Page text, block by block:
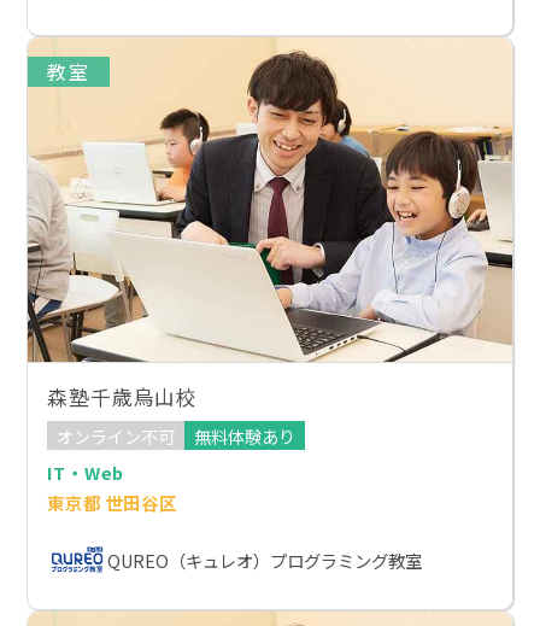
教室
森塾千歳烏山校
オンライン不可
無料体験あり
IT・Web
東京都 世田谷区
QUREO（キュレオ）プログラミング教室